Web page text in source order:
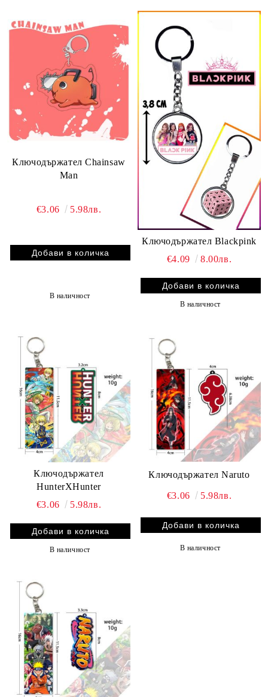
Ключодържател Chainsaw
Man
€3.06 5.98лв.
В наличност
Ключодържател Blackpink
€4.09
8.00лв.
В наличност
Ключодържател
HunterXHunter
€3.06
5.98лв.
В наличност
Ключодържател Naruto
€3.06 5.98лв.
В наличност